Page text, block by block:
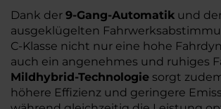
Dank der 9-Gang-Automatik und
ausgeklügelten
C-Klasse nicht nur eine hohe
auch ein angenehmes und ruhiges
Mildhybrid-Technologie sorgt
höhere Effizienz und geringere